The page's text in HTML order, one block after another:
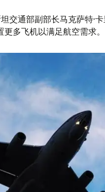
交通部副部长马克萨特·
多飞机以满足航空需求。